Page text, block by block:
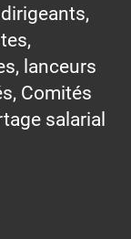
lanceurs
Comités
salarial